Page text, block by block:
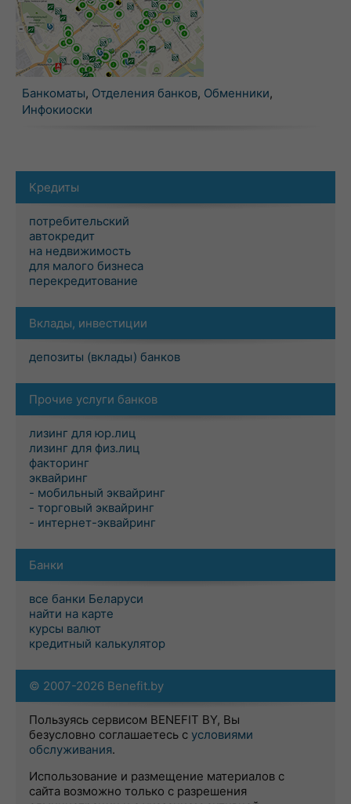
Банкоматы, Отделения банков, Обменники,
Инфокиоски
Кредиты
потребительский
автокредит
на недвижимость
для малого бизнеса
перекредитование
Вклады, инвестиции
депозиты (вклады) банков
Прочие услуги банков
лизинг для юр.лиц
лизинг для физ.лиц
факторинг
эквайринг
- мобильный эквайринг
- торговый эквайринг
- интернет-эквайринг
Банки
все банки Беларуси
найти на карте
курсы валют
кредитный калькулятор
© 2007-2026 Benefit.by
Пользуясь сервисом BENEFIT BY, Вы
безусловно соглашаетесь с условиями
обслуживания.
Использование и размещение материалов с
сайта возможно только с разрешения